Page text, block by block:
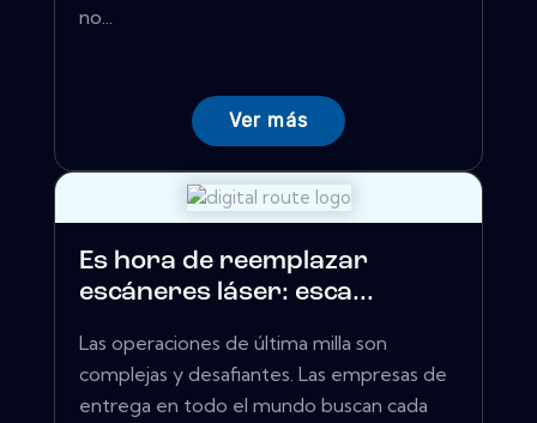
no...
Ver más
Es hora de reemplazar
escáneres láser: esca...
Las operaciones de última milla son
complejas y desafiantes. Las empresas de
entrega en todo el mundo buscan cada